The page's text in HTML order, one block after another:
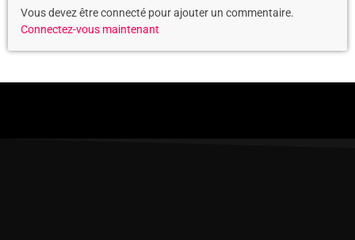
Vous devez être connecté pour ajouter un commentaire.
Connectez-vous maintenant